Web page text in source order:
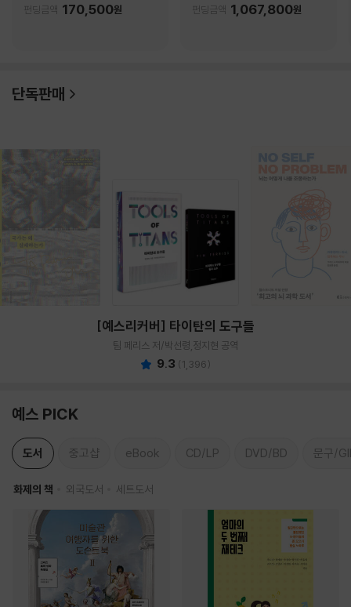
펀딩금액 170,500원 펀딩금액 1,067,800원
단독판매
[예스리커버] 타이탄의 도구들
팀 페리스 저/박선령,정지현 공역
9.3 (1,396)
예스 PICK
도서 중고샵 eBook CD/LP DVD/BD 문구/
화제의 책 외국도서 세트도서